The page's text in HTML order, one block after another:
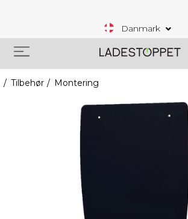
Danmark
Tilbehør Montering